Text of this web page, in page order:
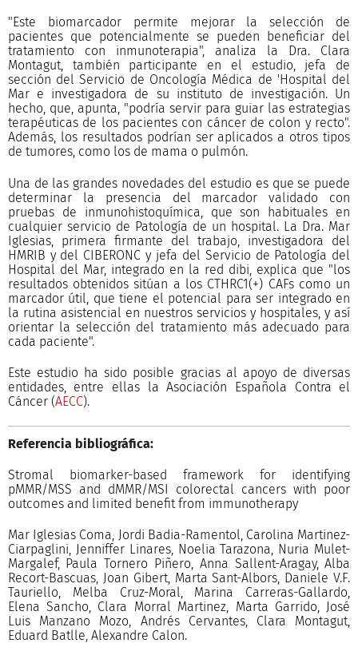
"Este biomarcador permite mejorar la selección de
pacientes que potencialmente se pueden beneficiar del
tratamiento con inmunoterapia", analiza la Dra. Clara
Montagut, también participante en el estudio, jefa de
sección del Servicio de Oncología Médica de 'Hospital del
Mar e investigadora de su instituto de investigación. Un
hecho, que, apunta, "podría servir para guiar las estrategias
terapéuticas de los pacientes con cáncer de colon y recto".
Además, los resultados podrían ser aplicados a otros tipos
de tumores, como los de mama o pulmón.
Una de las grandes novedades del estudio es que se puede
determinar la presencia del marcador validado con
pruebas de inmunohistoquímica, que son habituales en
cualquier servicio de Patología de un hospital. La Dra. Mar
Iglesias, primera firmante del trabajo, investigadora del
HMRIB y del CIBERONC y jefa del Servicio de Patología del
Hospital del Mar, integrado en la red dibi, explica que "los
resultados obtenidos sitúan a los CTHRC1(+) CAFs como un
marcador útil, que tiene el potencial para ser integrado en
la rutina asistencial en nuestros servicios y hospitales, y así
orientar la selección del tratamiento más adecuado para
cada paciente".
Este estudio ha sido posible gracias al apoyo de diversas
entidades, entre ellas la Asociación Española Contra el
Cáncer (AECC).
Referencia bibliográfica:
Stromal biomarker-based framework for identifying
pMMR/MSS and dMMR/MSI colorectal cancers with poor
outcomes and limited benefit from immunotherapy
Mar Iglesias Coma, Jordi Badia-Ramentol, Carolina Martinez-
Ciarpaglini, Jenniffer Linares, Noelia Tarazona, Nuria Mulet-
Margalef, Paula Tornero Piñero, Anna Sallent-Aragay, Alba
Recort-Bascuas, Joan Gibert, Marta Sant-Albors, Daniele V.F.
Tauriello, Melba Cruz-Moral, Marina Carreras-Gallardo,
Elena Sancho, Clara Morral Martinez, Marta Garrido, José
Luis Manzano Mozo, Andrés Cervantes, Clara Montagut,
Eduard Batlle, Alexandre Calon.